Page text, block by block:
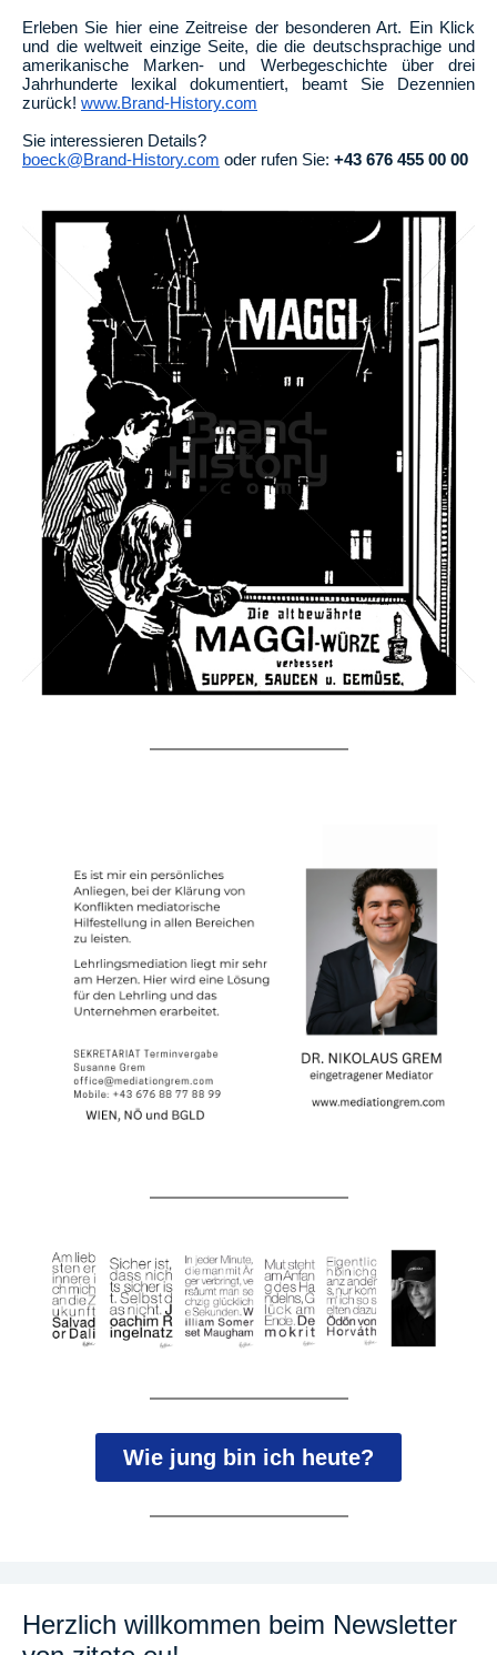
Erleben Sie hier eine Zeitreise der besonderen Art. Ein Klick
und die weltweit einzige Seite, die die deutschsprachige und
amerikanische Marken- und Werbegeschichte über drei
Jahrhunderte lexikal dokumentiert, beamt Sie Dezennien
zurück! www.Brand-History.com
Sie interessieren Details?
boeck@Brand-History.com oder rufen Sie: +43 676 455 00 00
Wie jung bin ich heute?
Herzlich willkommen beim Newsletter